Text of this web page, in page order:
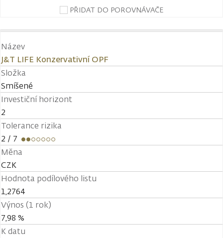
PŘIDAT DO POROVNÁVAČE
Název
J&T LIFE Konzervativní OPF
Složka
Smíšené
Investiční horizont
2
Tolerance rizika
2 / 7
Měna
CZK
Hodnota podílového listu
1,2764
Výnos (1 rok)
7,98 %
K datu